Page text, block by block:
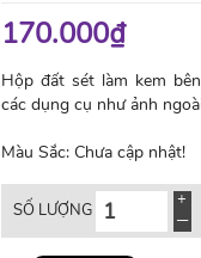
170.000₫
Hộp đất sét làm kem
các dụng cụ như ảnh
Màu Sắc: Chưa cập nhật!
SỐ LƯỢNG